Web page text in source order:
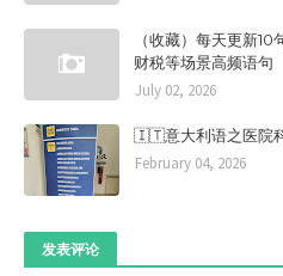
（收藏）每天更新
财税等场景高频语句
July 02, 2026
🇮🇹意大利语之医院
February 04, 2026
发表评论